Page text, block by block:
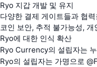
Ryo 지갑 개발 및 유지
다양한 결제 게이트들과 협
코인 보안, 추적 불가능성,
Ryo에 대한 인식 확산
Ryo Currency의 설립자는
Ryo의 설립자는 가명으로